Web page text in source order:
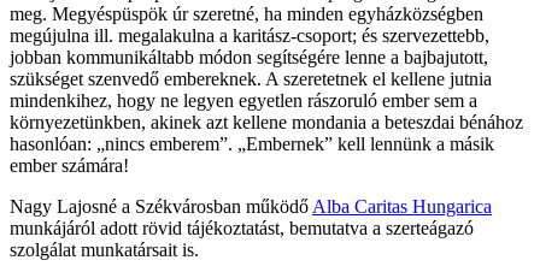
meg. Megyéspüspök úr szeretné, ha minden egyházközségben
megújulna ill. megalakulna a karitász-csoport; és szervezettebb,
jobban kommunikáltabb módon segítségére lenne a bajbajutott,
szükséget szenvedő embereknek. A szeretetnek el kellene jutnia
mindenkihez, hogy ne legyen egyetlen rászoruló ember sem a
környezetünkben, akinek azt kellene mondania a beteszdai bénához
hasonlóan: „nincs emberem”. „Embernek” kell lennünk a másik
ember számára!
Nagy Lajosné a Székvárosban működő Alba Caritas Hungarica
munkájáról adott rövid tájékoztatást, bemutatva a szerteágazó
szolgálat munkatársait is.